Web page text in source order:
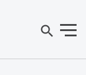
search